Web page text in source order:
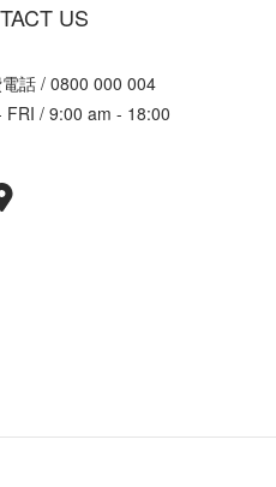
US
話 / 0800 000 004
FRI / 9:00 am - 18:00